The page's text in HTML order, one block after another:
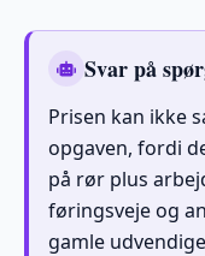
Svar på
Prisen kan ikke
opgaven, fordi
på rør plus
føringsveje og
gamle